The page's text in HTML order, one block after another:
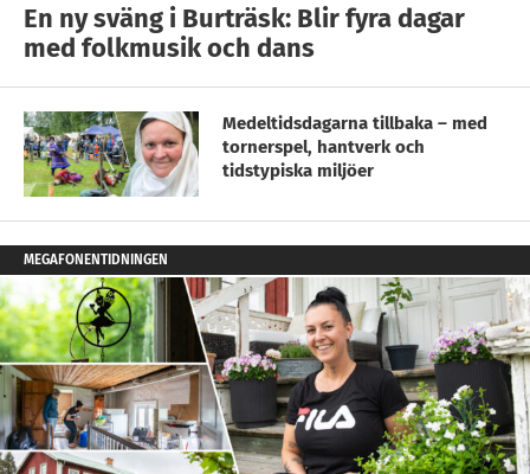
En ny sväng i Burträsk: Blir fyra dagar
med folkmusik och dans
Medeltidsdagarna tillbaka – med
tornerspel, hantverk och
tidstypiska miljöer
MEGAFONENTIDNINGEN